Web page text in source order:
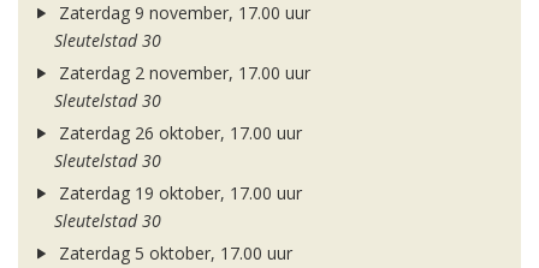
Zaterdag 9 november, 17.00 uur
Sleutelstad 30
Zaterdag 2 november, 17.00 uur
Sleutelstad 30
Zaterdag 26 oktober, 17.00 uur
Sleutelstad 30
Zaterdag 19 oktober, 17.00 uur
Sleutelstad 30
Zaterdag 5 oktober, 17.00 uur